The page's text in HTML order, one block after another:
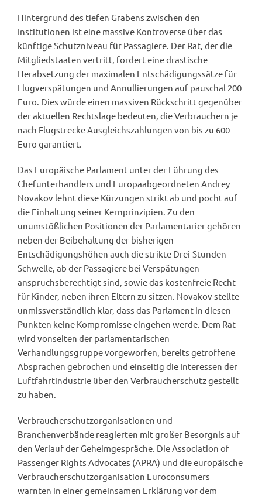
Hintergrund des tiefen Grabens zwischen den
Institutionen ist eine massive Kontroverse über das
künftige Schutzniveau für Passagiere. Der Rat, der die
Mitgliedstaaten vertritt, fordert eine drastische
Herabsetzung der maximalen Entschädigungssätze für
Flugverspätungen und Annullierungen auf pauschal 200
Euro. Dies würde einen massiven Rückschritt gegenüber
der aktuellen Rechtslage bedeuten, die Verbrauchern je
nach Flugstrecke Ausgleichszahlungen von bis zu 600
Euro garantiert.
Das Europäische Parlament unter der Führung des
Chefunterhandlers und Europaabgeordneten Andrey
Novakov lehnt diese Kürzungen strikt ab und pocht auf
die Einhaltung seiner Kernprinzipien. Zu den
unumstößlichen Positionen der Parlamentarier gehören
neben der Beibehaltung der bisherigen
Entschädigungshöhen auch die strikte Drei-Stunden-
Schwelle, ab der Passagiere bei Verspätungen
anspruchsberechtigt sind, sowie das kostenfreie Recht
für Kinder, neben ihren Eltern zu sitzen. Novakov stellte
unmissverständlich klar, dass das Parlament in diesen
Punkten keine Kompromisse eingehen werde. Dem Rat
wird vonseiten der parlamentarischen
Verhandlungsgruppe vorgeworfen, bereits getroffene
Absprachen gebrochen und einseitig die Interessen der
Luftfahrtindustrie über den Verbraucherschutz gestellt
zu haben.
Verbraucherschutzorganisationen und
Branchenverbände reagierten mit großer Besorgnis auf
den Verlauf der Geheimgespräche. Die Association of
Passenger Rights Advocates (APRA) und die europäische
Verbraucherschutzorganisation Euroconsumers
warnten in einer gemeinsamen Erklärung vor dem